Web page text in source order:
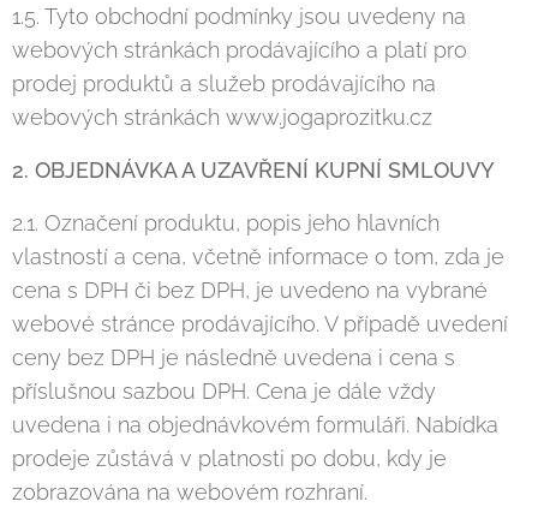
1.5. Tyto obchodní podmínky jsou uvedeny na
webových stránkách prodávajícího a platí pro
prodej produktů a služeb prodávajícího na
webových stránkách www.jogaprozitku.cz
2. OBJEDNÁVKA A UZAVŘENÍ KUPNÍ SMLOUVY
2.1. Označení produktu, popis jeho hlavních
vlastností a cena, včetně informace o tom, zda je
cena s DPH či bez DPH, je uvedeno na vybrané
webové stránce prodávajícího. V případě uvedení
ceny bez DPH je následně uvedena i cena s
příslušnou sazbou DPH. Cena je dále vždy
uvedena i na objednávkovém formuláři. Nabídka
prodeje zůstává v platnosti po dobu, kdy je
zobrazována na webovém rozhraní.